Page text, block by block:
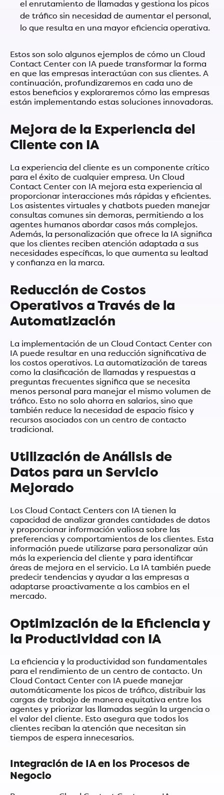
el enrutamiento de llamadas y gestiona los picos
de tráfico sin necesidad de aumentar el personal,
lo que resulta en una mayor eficiencia operativa.
Estos son solo algunos ejemplos de cómo un Cloud
Contact Center con IA puede transformar la forma
en que las empresas interactúan con sus clientes. A
continuación, profundizaremos en cada uno de
estos beneficios y exploraremos cómo las empresas
están implementando estas soluciones innovadoras.
Mejora de la Experiencia del
Cliente con IA
La experiencia del cliente es un componente crítico
para el éxito de cualquier empresa. Un Cloud
Contact Center con IA mejora esta experiencia al
proporcionar interacciones más rápidas y eficientes.
Los asistentes virtuales y chatbots pueden manejar
consultas comunes sin demoras, permitiendo a los
agentes humanos abordar casos más complejos.
Además, la personalización que ofrece la IA significa
que los clientes reciben atención adaptada a sus
necesidades específicas, lo que aumenta su lealtad
y confianza en la marca.
Reducción de Costos
Operativos a Través de la
Automatización
La implementación de un Cloud Contact Center con
IA puede resultar en una reducción significativa de
los costos operativos. La automatización de tareas
como la clasificación de llamadas y respuestas a
preguntas frecuentes significa que se necesita
menos personal para manejar el mismo volumen de
tráfico. Esto no solo ahorra en salarios, sino que
también reduce la necesidad de espacio físico y
recursos asociados con un centro de contacto
tradicional.
Utilización de Análisis de
Datos para un Servicio
Mejorado
Los Cloud Contact Centers con IA tienen la
capacidad de analizar grandes cantidades de datos
y proporcionar información valiosa sobre las
preferencias y comportamientos de los clientes. Esta
información puede utilizarse para personalizar aún
más la experiencia del cliente y para identificar
áreas de mejora en el servicio. La IA también puede
predecir tendencias y ayudar a las empresas a
adaptarse proactivamente a los cambios en el
mercado.
Optimización de la Eficiencia y
la Productividad con IA
La eficiencia y la productividad son fundamentales
para el rendimiento de un centro de contacto. Un
Cloud Contact Center con IA puede manejar
automáticamente los picos de tráfico, distribuir las
cargas de trabajo de manera equitativa entre los
agentes y priorizar las llamadas según la urgencia o
el valor del cliente. Esto asegura que todos los
clientes reciban la atención que necesitan sin
tiempos de espera innecesarios.
Integración de IA en los Procesos de
Negocio